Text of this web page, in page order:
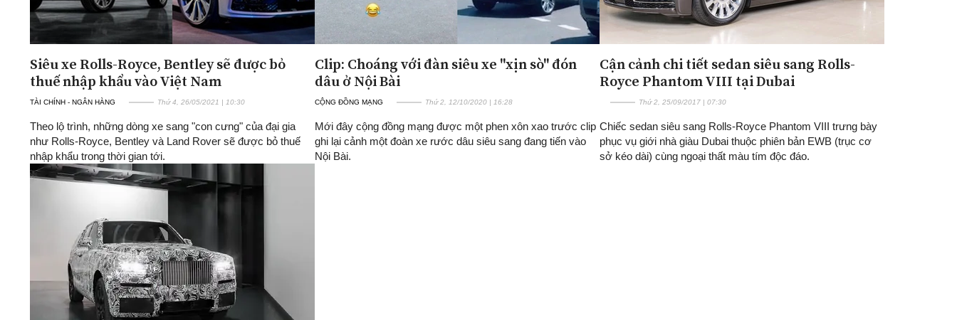
Đăng ký tin tức mới
Siêu xe Rolls-Royce, Bentley sẽ được bỏ
thuế nhập khẩu vào Việt Nam
TÀI CHÍNH - NGÂN HÀNG Thứ 4, 26/05/2021 | 10:30
Theo lộ trình, những dòng xe sang "con cưng" của đại gia
như Rolls-Royce, Bentley và Land Rover sẽ được bỏ thuế
nhập khẩu trong thời gian tới.
Clip: Choáng với đàn siêu xe "xịn sò" đón
dâu ở Nội Bài
CỘNG ĐỒNG MẠNG Thứ 2, 12/10/2020 | 16:28
Mới đây cộng đồng mạng được một phen xôn xao trước clip
ghi lại cảnh một đoàn xe rước dâu siêu sang đang tiến vào
Nội Bài.
Cận cảnh chi tiết sedan siêu sang Rolls-
Royce Phantom VIII tại Dubai
Thứ 2, 25/09/2017 | 07:30
Chiếc sedan siêu sang Rolls-Royce Phantom VIII trưng bày
phục vụ giới nhà giàu Dubai thuộc phiên bản EWB (trục cơ
sở kéo dài) cùng ngoại thất màu tím độc đáo.